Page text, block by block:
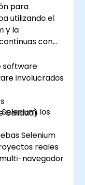
para
utilizando el
y la
con
software
involucrados
Calidad)los
Selenium
reales
navegador